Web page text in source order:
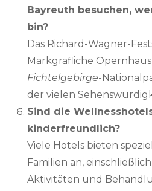
Bayreuth besuchen,
bin?
Das Richard-Wagner-
Markgräfliche
Fichtelgebirge-
der vielen
Sind die
kinderfreundlich?
Viele Hotels bieten
Familien an,
Aktivitäten und